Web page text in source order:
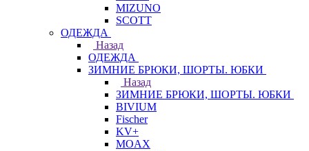
MIZUNO
SCOTT
ОДЕЖДА
Назад
ОДЕЖДА
ЗИМНИЕ БРЮКИ, ШОРТЫ. ЮБКИ
Назад
ЗИМНИЕ БРЮКИ, ШОРТЫ. ЮБКИ
BIVIUM
Fischer
KV+
MOAX